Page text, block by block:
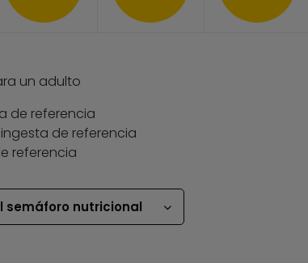
un adulto
de referencia
ingesta de referencia
referencia
semáforo nutricional